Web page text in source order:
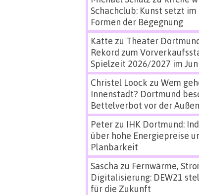
Schachclub: Kunst setzt im
Formen der Begegnung
Katte zu Theater
Rekord zum
Spielzeit 2026/2027 im
Christel Loock zu Wem
Innenstadt? Dortmund
Bettelverbot vor der
Peterzu IHK Dortmund:
über hohe Energiepreise
Planbarkeit
Sascha zu Fernwärme,
Digitalisierung: DEW21
für die Zukunft